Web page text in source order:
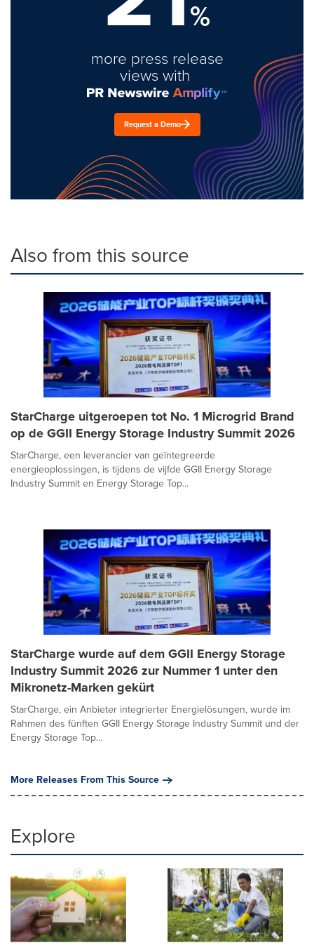
%
more press release
views with
Request a Demo
Also from this source
StarCharge uitgeroepen tot No. 1 Microgrid Brand
op de GGII Energy Storage Industry Summit 2026
StarCharge, een leverancier van geïntegreerde
energieoplossingen, is tijdens de vijfde GGII Energy Storage
Industry Summit en Energy Storage Top...
StarCharge wurde auf dem GGII Energy Storage
Industry Summit 2026 zur Nummer 1 unter den
Mikronetz-Marken gekürt
StarCharge, ein Anbieter integrierter Energielösungen, wurde im
Rahmen des fünften GGII Energy Storage Industry Summit und der
Energy Storage Top...
More Releases From This Source
Explore